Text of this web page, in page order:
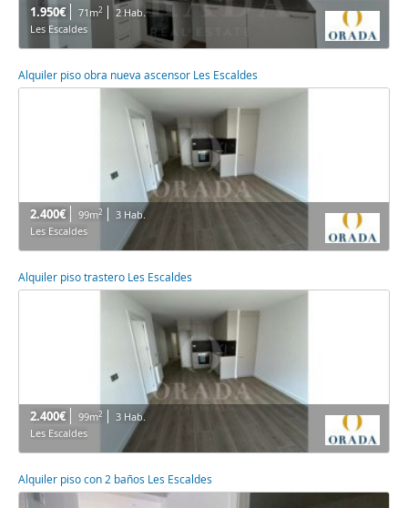
1.950€ 71m2
2 Hab.
Les Escaldes
Alquiler piso obra nueva ascensor Les Escaldes
2.400€ 99m2
3 Hab.
Les Escaldes
Alquiler piso trastero Les Escaldes
2.400€ 99m2
3 Hab.
Les Escaldes
Alquiler piso con 2 baños Les Escaldes